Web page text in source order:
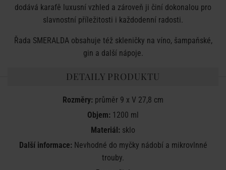
dodává karafě luxusní vzhled a zároveň ji činí dokonalou pro
slavnostní příležitosti i každodenní radosti.
Řada SMERALDAobsahuje též skleničky na víno, šampaňské,
gin a další nápoje.
DETAILY PRODUKTU
Rozměry: průměr 9 x V 27,8 cm
Objem: 1200 ml
Materiál: sklo
Další informace: Nevhodné do myčky nádobí a mikrovlnné
trouby.